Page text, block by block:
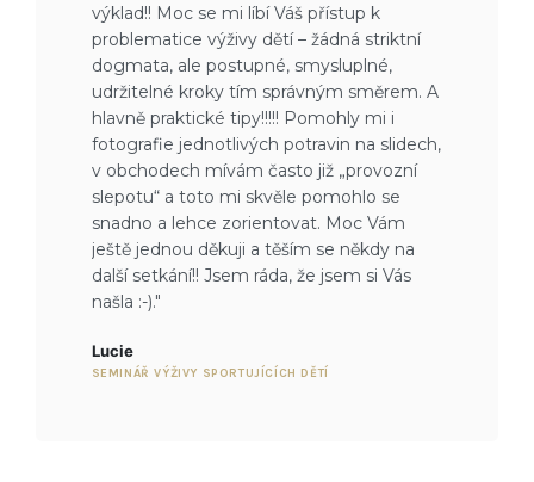
výklad!! Moc se mi líbí Váš přístup k
problematice výživy dětí – žádná striktní
dogmata, ale postupné, smysluplné,
udržitelné kroky tím správným směrem. A
hlavně praktické tipy!!!!! Pomohly mi i
fotografie jednotlivých potravin na slidech,
v obchodech mívám často již „provozní
slepotu“ a toto mi skvěle pomohlo se
snadno a lehce zorientovat. Moc Vám
ještě jednou děkuji a těším se někdy na
další setkání!! Jsem ráda, že jsem si Vás
našla :-)."
Lucie
SEMINÁŘ VÝŽIVY SPORTUJÍCÍCH DĚTÍ